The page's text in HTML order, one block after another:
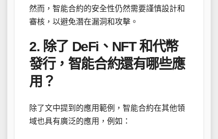
然而，智能合約的安全性仍然需要謹慎設計和
審核，以避免潛在漏洞和攻擊。
2. 除了 DeFi、NFT 和代幣
發行，智能合約還有哪些應
用？
除了文中提到的應用範例，智能合約在其他領
域也具有廣泛的應用，例如：